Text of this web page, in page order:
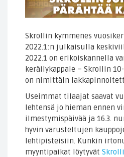
Skrollin kymmenes
2022.1:n julkaisulla
2022.1 on erikoiskannella
keräilykappale – Skrollin
on nimittäin
Useimmat tilaajat saavat
lehtensä jo hieman ennen
ilmestymispäivää ja 16.3.
hyvin varusteltujen
lehtipisteisiin. Kunkin
myyntipaikat löytyvät